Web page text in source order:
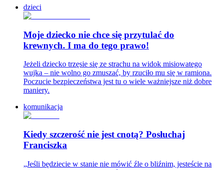
dzieci
Moje dziecko nie chce się przytulać do
krewnych. I ma do tego prawo!
Jeżeli dziecko trzęsie się ze strachu na widok misiowatego
wujka – nie wolno go zmuszać, by rzuciło mu się w ramiona.
Poczucie bezpieczeństwa jest tu o wiele ważniejsze niż dobre
maniery.
komunikacja
Kiedy szczerość nie jest cnotą? Posłuchaj
Franciszka
„Jeśli będziecie w stanie nie mówić źle o bliźnim, jesteście na